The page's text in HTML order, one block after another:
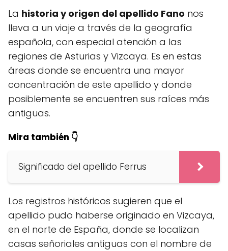
La historia y origen del apellido Fano nos
lleva a un viaje a través de la geografía
española, con especial atención a las
regiones de Asturias y Vizcaya. Es en estas
áreas donde se encuentra una mayor
concentración de este apellido y donde
posiblemente se encuentren sus raíces más
antiguas.
Mira también 👇
Significado del apellido Ferrus
Los registros históricos sugieren que el
apellido pudo haberse originado en Vizcaya,
en el norte de España, donde se localizan
casas señoriales antiguas con el nombre de